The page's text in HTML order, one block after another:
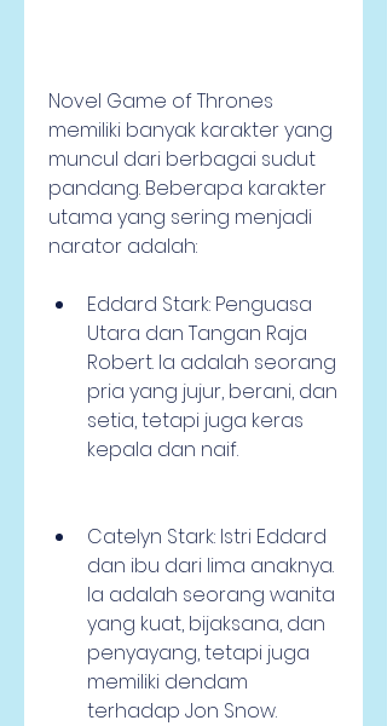
Novel Game of Thrones
memiliki banyak karakter yang
muncul dari berbagai sudut
pandang. Beberapa karakter
utama yang sering menjadi
narator adalah:
Eddard Stark: Penguasa
Utara dan Tangan Raja
Robert. Ia adalah seorang
pria yang jujur, berani, dan
setia, tetapi juga keras
kepala dan naif.
Catelyn Stark: Istri Eddard
dan ibu dari lima anaknya.
Ia adalah seorang wanita
yang kuat, bijaksana, dan
penyayang, tetapi juga
memiliki dendam
terhadap Jon Snow.